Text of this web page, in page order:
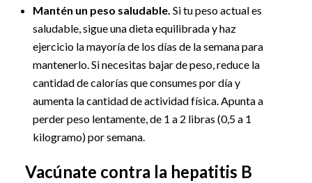
Mantén un peso saludable. Si tu peso actual es
saludable, sigue una dieta equilibrada y haz
ejercicio la mayoría de los días de la semana para
mantenerlo. Si necesitas bajar de peso, reduce la
cantidad de calorías que consumes por día y
aumenta la cantidad de actividad física. Apunta a
perder peso lentamente, de 1 a 2 libras (0,5 a 1
kilogramo) por semana.
Vacúnate contra la hepatitis B